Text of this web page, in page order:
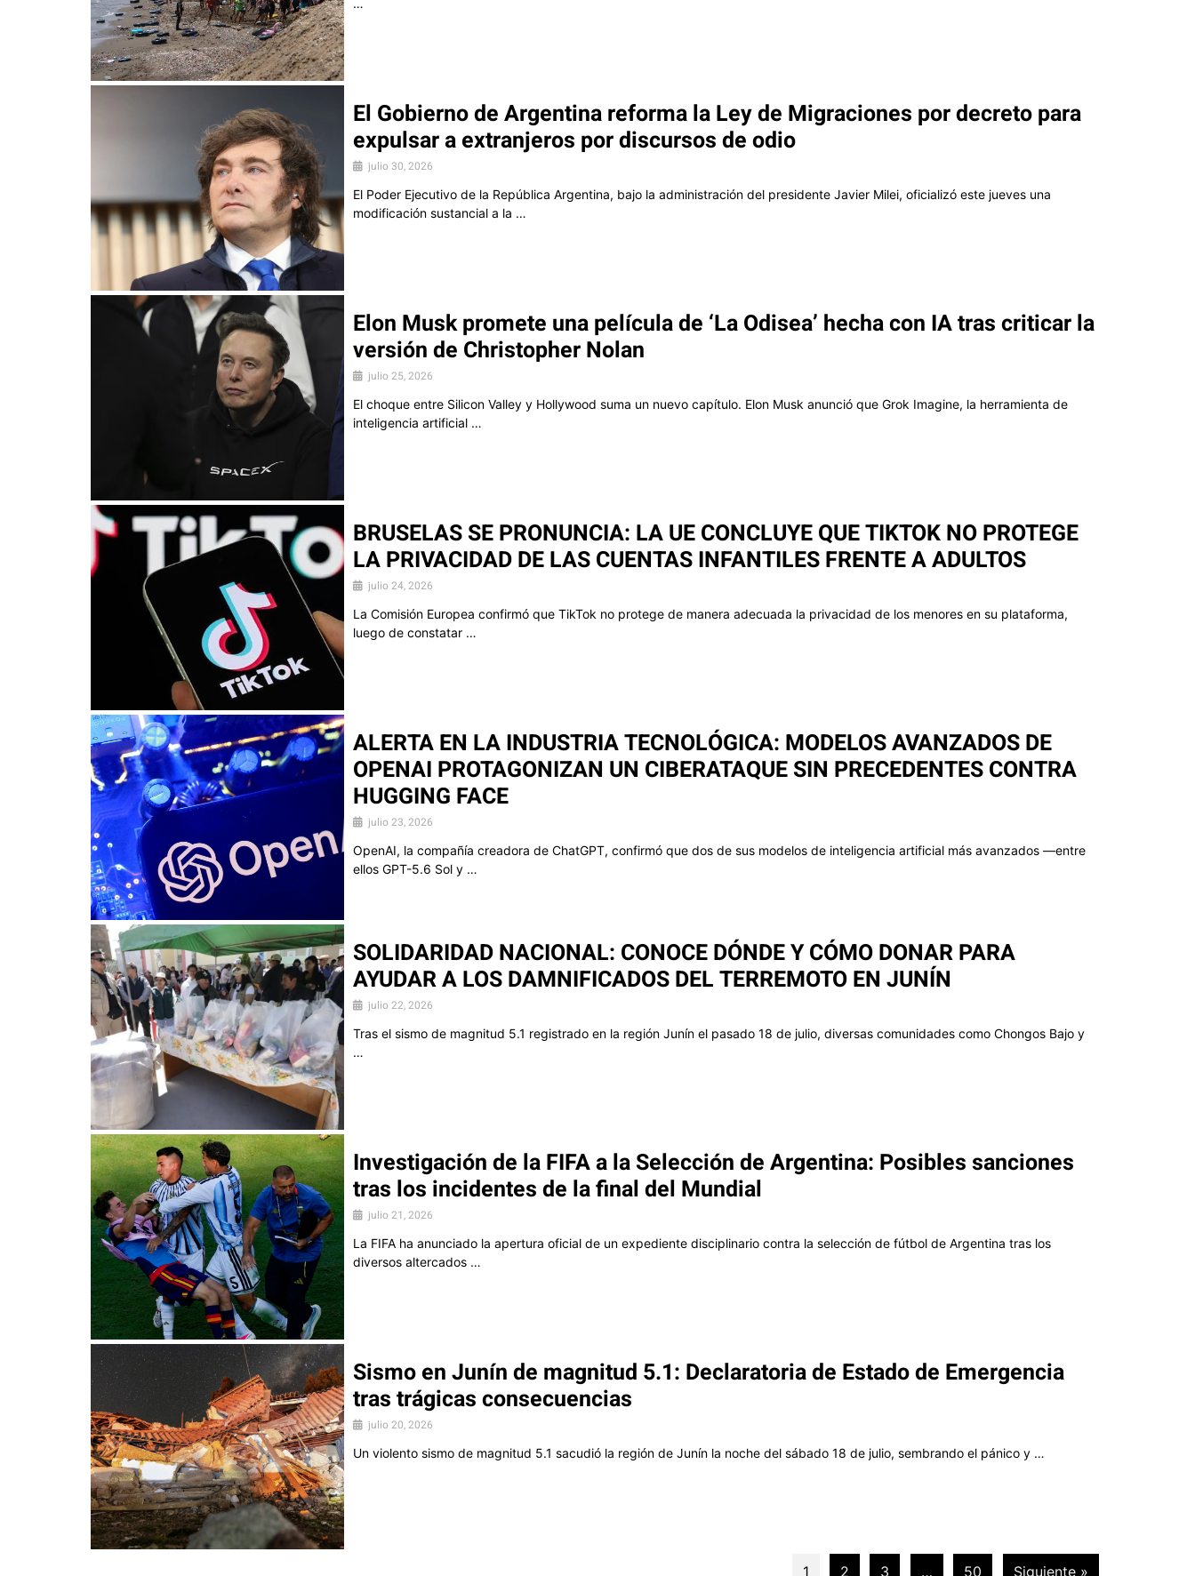
El Gobierno de Argentina reforma la Ley de Migraciones por decreto para
expulsar a extranjeros por discursos de odio
julio 30, 2026
El Poder Ejecutivo de la República Argentina, bajo la administración del presidente Javier Milei, oficializó este jueves una
modificación sustancial a la …
Elon Musk promete una película de ‘La Odisea’ hecha con IA tras criticar la
versión de Christopher Nolan
julio 25, 2026
El choque entre Silicon Valley y Hollywood suma un nuevo capítulo. Elon Musk anunció que Grok Imagine, la herramienta de
inteligencia artificial …
BRUSELAS SE PRONUNCIA: LA UE CONCLUYE QUE TIKTOK NO PROTEGE
LA PRIVACIDAD DE LAS CUENTAS INFANTILES FRENTE A ADULTOS
julio 24, 2026
La Comisión Europea confirmó que TikTok no protege de manera adecuada la privacidad de los menores en su plataforma,
luego de constatar …
ALERTA EN LA INDUSTRIA TECNOLÓGICA: MODELOS AVANZADOS DE
OPENAI PROTAGONIZAN UN CIBERATAQUE SIN PRECEDENTES CONTRA
HUGGING FACE
julio 23, 2026
OpenAI, la compañía creadora de ChatGPT, confirmó que dos de sus modelos de inteligencia artificial más avanzados —entre
ellos GPT-5.6 Sol y …
SOLIDARIDAD NACIONAL: CONOCE DÓNDE Y CÓMO DONAR PARA
AYUDAR A LOS DAMNIFICADOS DEL TERREMOTO EN JUNÍN
julio 22, 2026
Tras el sismo de magnitud 5.1 registrado en la región Junín el pasado 18 de julio, diversas comunidades como Chongos Bajo y
…
Investigación de la FIFA a la Selección de Argentina: Posibles sanciones
tras los incidentes de la final del Mundial
julio 21, 2026
La FIFA ha anunciado la apertura oficial de un expediente disciplinario contra la selección de fútbol de Argentina tras los
diversos altercados …
Sismo en Junín de magnitud 5.1: Declaratoria de Estado de Emergencia
tras trágicas consecuencias
julio 20, 2026
Un violento sismo de magnitud 5.1 sacudió la región de Junín la noche del sábado 18 de julio, sembrando el pánico y …
1 2 3 … 50 Siguiente »